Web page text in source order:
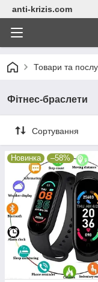
anti-krizis.com
Товари та
Фітнес-браслети
Сортування
Новинка –58%